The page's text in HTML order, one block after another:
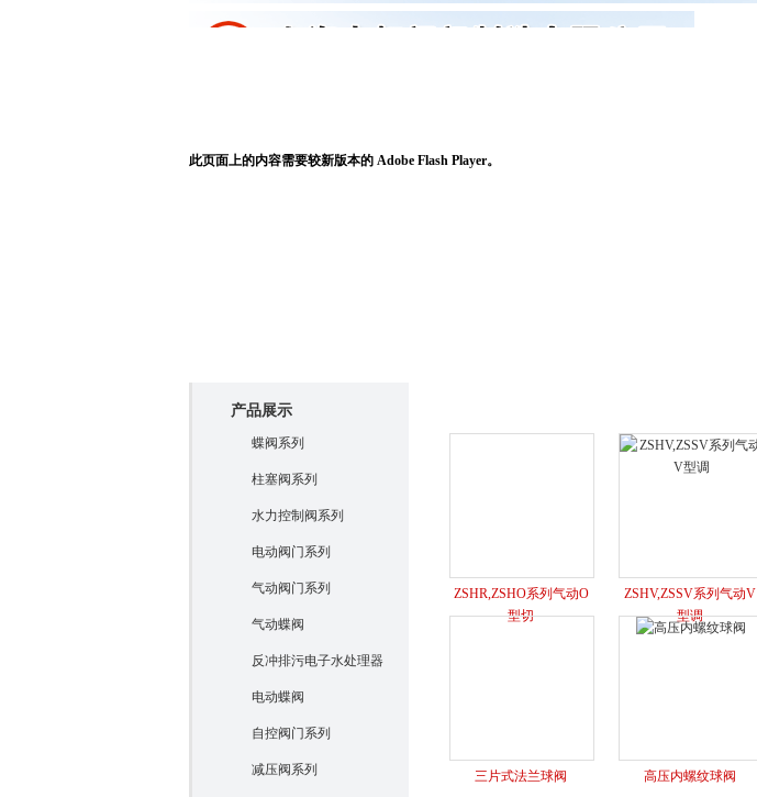
此页面上的内容需要较新版本的 Adobe Flash Player。
产品展示
蝶阀系列
柱塞阀系列
水力控制阀系列
电动阀门系列
气动阀门系列
气动蝶阀
反冲排污电子水处理器
电动蝶阀
自控阀门系列
减压阀系列
ZSHR,ZSHO系列气动O
型切
ZSHV,ZSSV系列气动V
型调
三片式法兰球阀 高压内螺纹球阀